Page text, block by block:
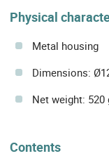
Physical
Metal housing
Dimensions:
Net weight: 520
Contents